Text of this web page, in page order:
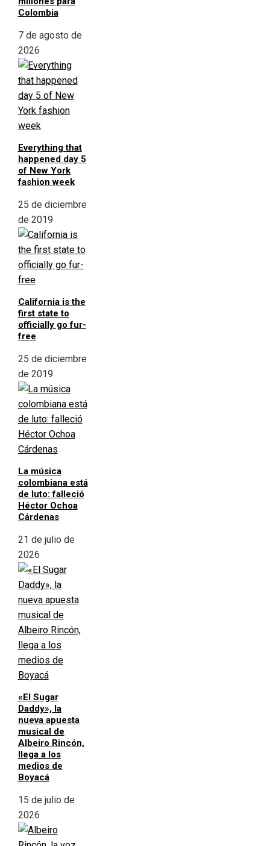
Colombia
7 de agosto de
2026
Everything that
happened day 5
of New York
fashion week
25 de diciembre
de 2019
California is the
first state to
officially go fur-
free
25 de diciembre
de 2019
La música
colombiana está
de luto: falleció
Héctor Ochoa
Cárdenas
21 de julio de
2026
«El Sugar
Daddy», la
nueva apuesta
musical de
Albeiro Rincón,
llega a los
medios de
Boyacá
15 de julio de
2026